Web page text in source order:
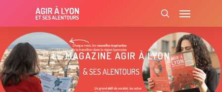
content
Menu
LE MAGAZINE AGIR À LYON
& SES ALENTOURS